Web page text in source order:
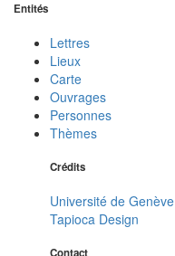
Entités
Lettres
Lieux
Carte
Ouvrages
Personnes
Thèmes
Crédits
Université de Genève
Tapioca Design
Contact